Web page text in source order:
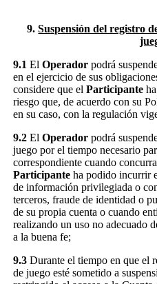
9.Suspensión del registro
9.1 El Operadorpodrá
en el ejercicio de sus
considere que el Participanteha
riesgo que, de acuerdo con su
en su caso, con la regulación
9.2 El Operadorpodrá
juego por el tiempo necesario
correspondiente cuando
Participante ha podido incurrir
de información privilegiada o
terceros, fraude de identidad o
de su propia cuenta o cuando
realizando un uso no adecuado
a la buena fe;
9.3 Durante el tiempo en que el
de juego esté sometido a